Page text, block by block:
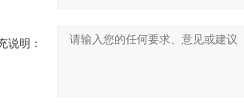
说明：